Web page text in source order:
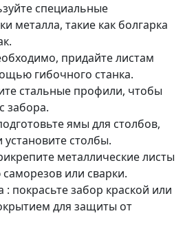
специальные
металла, такие как болгарка
придайте листам
гибочного станка.
стальные профили, чтобы
забора.
ямы для столбов,
столбы.
металлические листы
или сварки.
покрасьте забор краской или
для защиты от